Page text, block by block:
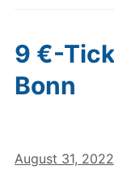
9 €-
Bonn
August 31, 2022